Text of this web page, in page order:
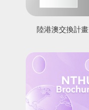
陸港澳交換計畫